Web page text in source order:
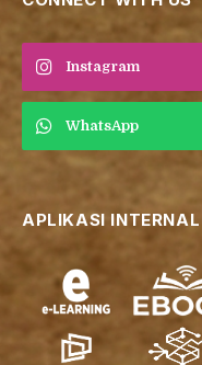
Instagram
WhatsApp
APLIKASI INTERNAL